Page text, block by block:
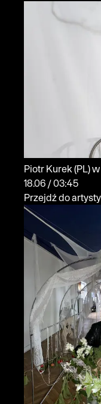
Piotr Kurek(PL)w
18.06 / 03:45
Przejdź do